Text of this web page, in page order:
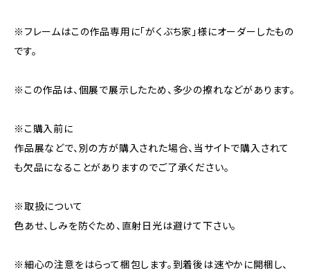
※フレームはこの作品専用に「がくぶち家」様にオーダーしたもの
です。
※この作品は、個展で展示したため、多少の擦れなどがあります。
※こ購入前に
作品展などで、別の方が購入された場合、当サイトで購入されて
も欠品になることがありますのでご了承ください。
※取扱について
色あせ、しみを防ぐため、直射日光は避けて下さい。
※細心の注意をはらって梱包します。到着後は速やかに開梱し、